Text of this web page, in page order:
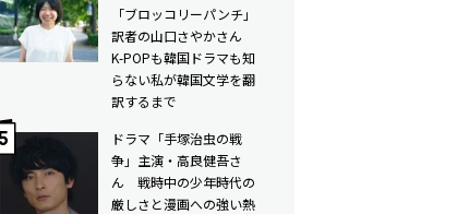
「ブロッコリーパンチ」
訳者の山口さやかさん
K-POPも韓国ドラマも知
らない私が韓国文学を翻
訳するまで
ドラマ「手塚治虫の戦
争」主演・高良健吾さ
ん 戦時中の少年時代の
厳しさと漫画への強い熱